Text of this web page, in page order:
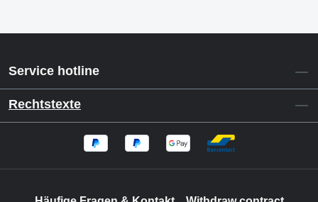
Service hotline
Rechtstexte